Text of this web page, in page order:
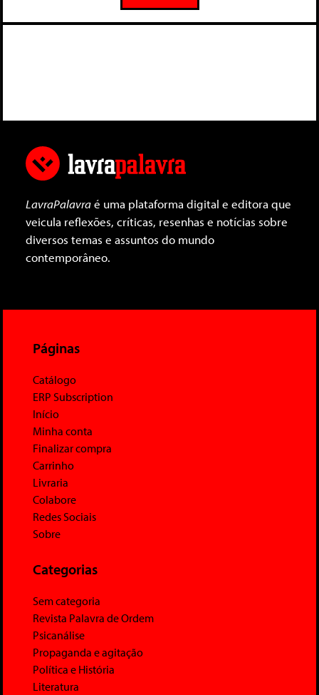
LavraPalavraé uma plataforma digital e editora que
veicula reflexões, críticas, resenhas e notícias sobre
diversos temas e assuntos do mundo
contemporâneo.
Páginas
Catálogo
ERP Subscription
Início
Minha conta
Finalizar compra
Carrinho
Livraria
Colabore
Redes Sociais
Sobre
Categorias
Sem categoria
Revista Palavra de Ordem
Psicanálise
Propaganda e agitação
Política e História
Literatura